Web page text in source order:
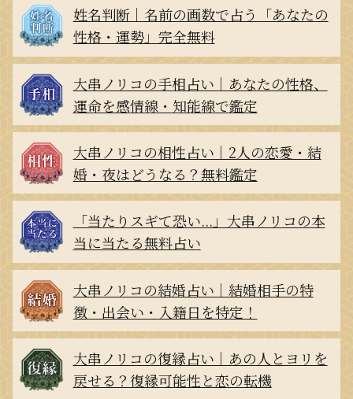
姓名判断｜名前の画数で占う「あなたの
性格・運勢」完全無料
大串ノリコの手相占い｜あなたの性格、
運命を感情線・知能線で鑑定
大串ノリコの相性占い｜2人の恋愛・結
婚・夜はどうなる？無料鑑定
「当たりスギて恐い...」大串ノリコの本
当に当たる無料占い
大串ノリコの結婚占い｜結婚相手の特
徴・出会い・入籍日を特定！
大串ノリコの復縁占い｜あの人とヨリを
戻せる？復縁可能性と恋の転機